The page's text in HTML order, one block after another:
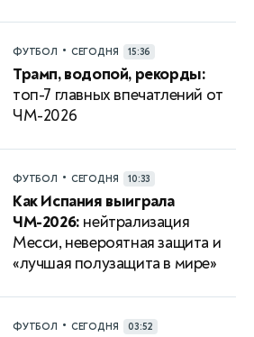
ФУТБОЛ • СЕГОДНЯ 15:36
Трамп, водопой, рекорды:
топ-7 главных впечатлений от
ЧМ-2026
ФУТБОЛ • СЕГОДНЯ 10:33
Как Испания выиграла
ЧМ-2026: нейтрализация
Месси, невероятная защита и
«лучшая полузащита в мире»
ФУТБОЛ • СЕГОДНЯ 03:52